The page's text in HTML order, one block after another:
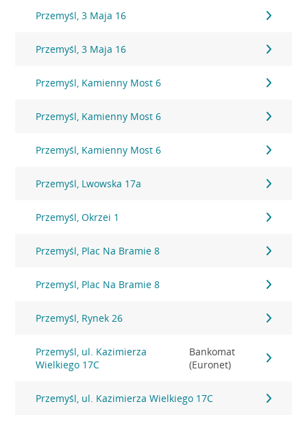
Przemyśl, 3 Maja 16
Przemyśl, 3 Maja 16
Przemyśl, Kamienny Most 6
Przemyśl, Kamienny Most 6
Przemyśl, Kamienny Most 6
Przemyśl, Lwowska 17a
Przemyśl, Okrzei 1
Przemyśl, Plac Na Bramie 8
Przemyśl, Plac Na Bramie 8
Przemyśl, Rynek 26
Przemyśl, ul. Kazimierza
Wielkiego 17C
Bankomat
(Euronet)
Przemyśl, ul. Kazimierza Wielkiego 17C